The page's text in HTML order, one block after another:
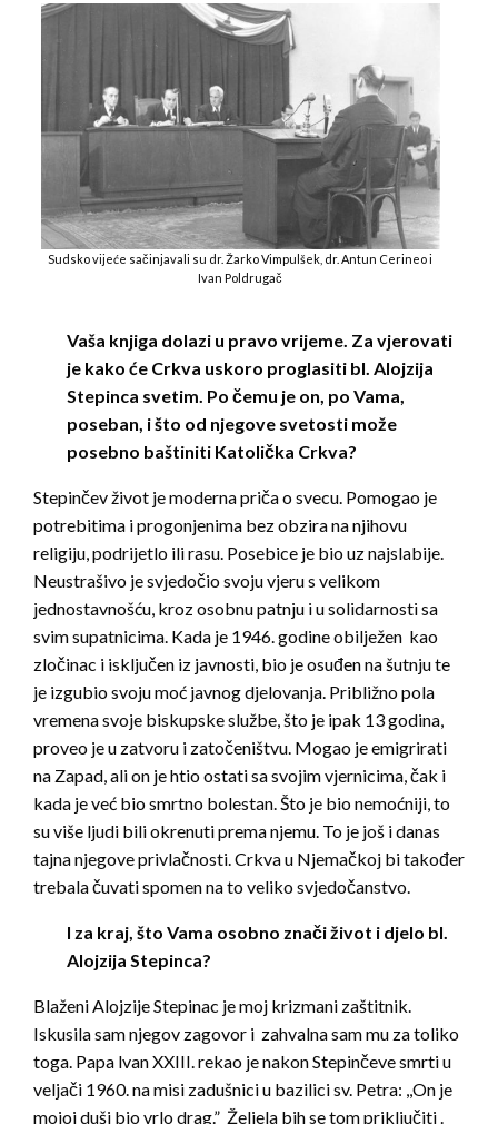
Sudsko vijeće sačinjavali su dr. Žarko Vimpulšek, dr. Antun Cerineo i
Ivan Poldrugač
Vaša knjiga dolazi u pravo vrijeme. Za vjerovati
je kako će Crkva uskoro proglasiti bl. Alojzija
Stepinca svetim. Po čemu je on, po Vama,
poseban, i što od njegove svetosti može
posebno baštiniti Katolička Crkva?
Stepinčev život je moderna priča o svecu. Pomogao je
potrebitima i progonjenima bez obzira na njihovu
religiju, podrijetlo ili rasu. Posebice je bio uz najslabije.
Neustrašivo je svjedočio svoju vjeru s velikom
jednostavnošću, kroz osobnu patnju i u solidarnosti sa
svim supatnicima. Kada je 1946. godine obilježen kao
zločinac i isključen iz javnosti, bio je osuđen na šutnju te
je izgubio svoju moć javnog djelovanja. Približno pola
vremena svoje biskupske službe, što je ipak 13 godina,
proveo je u zatvoru i zatočeništvu. Mogao je emigrirati
na Zapad, ali on je htio ostati sa svojim vjernicima, čak i
kada je već bio smrtno bolestan. Što je bio nemoćniji, to
su više ljudi bili okrenuti prema njemu. To je još i danas
tajna njegove privlačnosti. Crkva u Njemačkoj bi također
trebala čuvati spomen na to veliko svjedočanstvo.
I za kraj, što Vama osobno znači život i djelo bl.
Alojzija Stepinca?
Blaženi Alojzije Stepinac je moj krizmani zaštitnik.
Iskusila sam njegov zagovor i zahvalna sam mu za toliko
toga. Papa lvan XXIII. rekao je nakon Stepinčeve smrti u
veljači 1960. na misi zadušnici u bazilici sv. Petra: ,,On je
mojoj duši bio vrlo drag.” Željela bih se tom priključiti .